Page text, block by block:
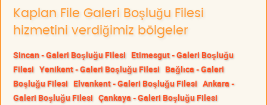
Kaplan File Galeri Boşluğu Filesi
hizmetini verdiğimiz bölgeler
Sincan - Galeri Boşluğu Filesi Etimesgut - Galeri Boşluğu
Filesi Yenikent - Galeri Boşluğu Filesi Bağlıca - Galeri
Boşluğu Filesi Elvankent - Galeri Boşluğu Filesi Ankara -
Galeri Boşluğu Filesi Çankaya - Galeri Boşluğu Filesi